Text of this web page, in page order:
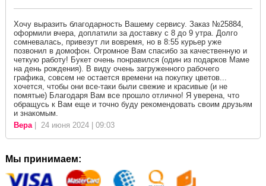
Хочу выразить благодарность Вашему сервису. Заказ №25884,
оформили вчера, доплатили за доставку с 8 до 9 утра. Долго
сомневалась, привезут ли вовремя, но в 8:55 курьер уже
позвонил в домофон. Огромное Вам спасибо за качественную и
четкую работу! Букет очень понравился (один из подарков Маме
на день рождения). В виду очень загруженного рабочего
графика, совсем не остается времени на покупку цветов...
хочется, чтобы они все-таки были свежие и красивые (и не
помятые) Благодаря Вам все прошло отлично! Я уверена, что
обращусь к Вам еще и точно буду рекомендовать своим друзьям
и знакомым.
Вера| 24 июня 2024 | 09:03
Мы принимаем: